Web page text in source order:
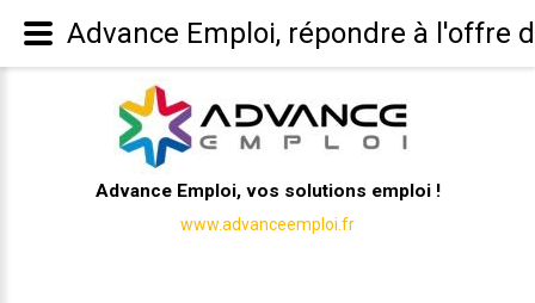
Advance Emploi, vos solutions emploi !
www.advanceemploi.fr
Advance Emploi, répondre à l'offre